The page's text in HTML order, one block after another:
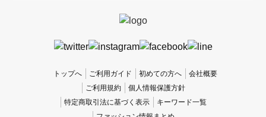
トップへ ご利用ガイド 初めての方へ
会社概要
ご利用規約
個人情報保護方針
特定商取引法に基づく表示
キーワード一覧